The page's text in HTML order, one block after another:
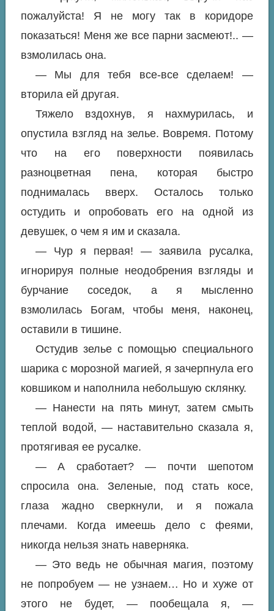
пожалуйста! Я не могу так в коридоре
показаться! Меня же все парни засмеют!.. —
взмолилась она.
— Мы для тебя все-все сделаем! —
вторила ей другая.
Тяжело вздохнув, я нахмурилась, и
опустила взгляд на зелье. Вовремя. Потому
что на его поверхности появилась
разноцветная пена, которая быстро
поднималась вверх. Осталось только
остудить и опробовать его на одной из
девушек, о чем я им и сказала.
— Чур я первая! — заявила русалка,
игнорируя полные неодобрения взгляды и
бурчание соседок, а я мысленно
взмолилась Богам, чтобы меня, наконец,
оставили в тишине.
Остудив зелье с помощью специального
шарика с морозной магией, я зачерпнула его
ковшиком и наполнила небольшую склянку.
— Нанести на пять минут, затем смыть
теплой водой, — наставительно сказала я,
протягивая ее русалке.
— А сработает? — почти шепотом
спросила она. Зеленые, под стать косе,
глаза жадно сверкнули, и я пожала
плечами. Когда имеешь дело с феями,
никогда нельзя знать наверняка.
— Это ведь не обычная магия, поэтому
не попробуем — не узнаем… Но и хуже от
этого не будет, — пообещала я, —